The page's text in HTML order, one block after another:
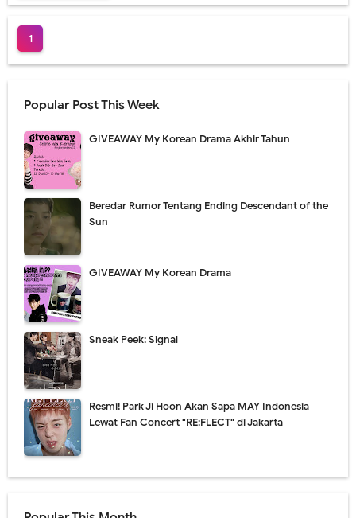
1
Popular Post This Week
GIVEAWAY My Korean Drama Akhir Tahun
Beredar Rumor Tentang Ending Descendant of the
Sun
GIVEAWAY My Korean Drama
Sneak Peek: Signal
Resmi! Park Ji Hoon Akan Sapa MAY Indonesia
Lewat Fan Concert "RE:FLECT" di Jakarta